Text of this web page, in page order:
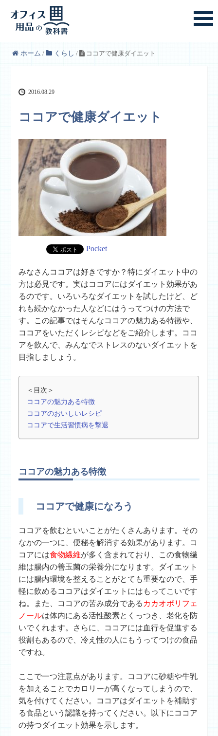
ホーム / くらし / ココアで健康ダイエット
2016.08.29
ココアで健康ダイエット
Pocket
みなさんココアは好きですか？特にダイエット中の
方は必見です。実はココアにはダイエット効果があ
るのです。いろいろなダイエットを試したけど、ど
れも続かなかった人などにはうってつけの方法で
す。この記事ではそんなココアの魅力ある特徴や、
ココアをいただくレシピなどをご紹介します。ココ
アを飲んで、みんなでストレスのないダイエットを
目指しましょう。
＜目次＞
ココアの魅力ある特徴
ココアのおいしいレシピ
ココアで生活習慣病を撃退
ココアの魅力ある特徴
ココアで健康になろう
ココアを飲むといいことがたくさんあります。その
なかの一つに、便秘を解消する効果があります。コ
コアには食物繊維が多く含まれており、この食物繊
維は腸内の善玉菌の栄養分になります。ダイエット
には腸内環境を整えることがとても重要なので、手
軽に飲めるココアはダイエットにはもってこいです
ね。また、ココアの苦み成分である カカオポリフェ
ノールは体内にある活性酸素とくっつき、老化を防
いでくれます。さらに、ココアには血行を促進する
役割もあるので、冷え性の人にもうってつけの食品
ですね。
ここで一つ注意点があります。ココアに砂糖や牛乳
を加えることでカロリーが高くなってしまうので、
気を付けてください。ココアはダイエットを補助す
る食品という認識を持ってください。以下にココア
の持つダイエット効果を示します。